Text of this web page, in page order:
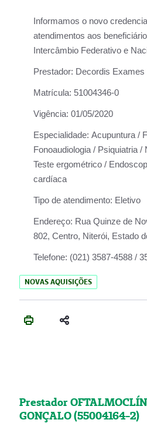
Informamos o novo
atendimentos aos
Intercâmbio Federativo e
Prestador: Decordis
Matrícula: 51004346-0
Vigência: 01/05/2020
Especialidade: Acupuntura /
Fonoaudiologia / Psiquiatria
Teste ergométrico /
cardíaca
Tipo de atendimento: Eletivo
Endereço: Rua Quinze de
802, Centro, Niterói, Estado
Telefone: (021) 3587-4588 /
NOVAS AQUISIÇÕES
Prestador
GONÇALO (55004164-2)